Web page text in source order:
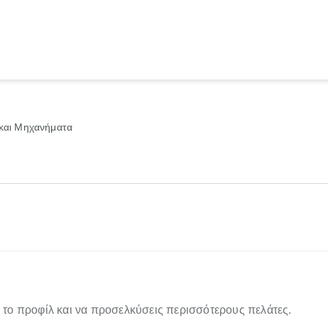
Μηχανήματα
προφίλ και να προσελκύσεις περισσότερους πελάτες.